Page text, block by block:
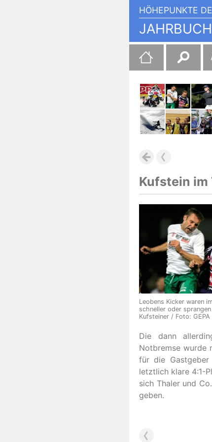
HÖHEPUNKTE
Suchen
nach:
Kufstein im
Leobens Kicker waren
schneller oder
Kufsteiner / Foto: GEPA
Die dann
Notbremse wurde
für die
letztlich klare 4:1-
sich Thaler und
geben.